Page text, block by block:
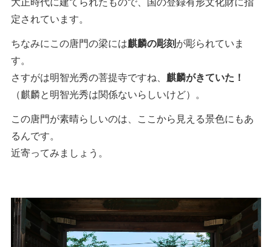
定されています。
ちなみにこの唐門の梁には麒麟の彫刻が彫られていま
す。
さすがは明智光秀の菩提寺ですね、 麒麟がきていた！
（麒麟と明智光秀は関係ないらしいけど）。
この唐門が素晴らしいのは、ここから見える景色にもあ
るんです。
近寄ってみましょう。